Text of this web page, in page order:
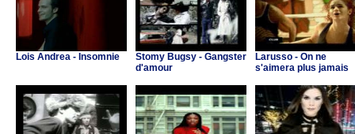
Lois Andrea - Insomnie
Stomy Bugsy - Gangster
d'amour
Larusso - On ne
s'aimera plus jamais